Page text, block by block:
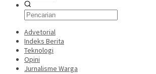
Advetorial
Indeks Berita
Teknologi
Opini
Jurnalisme Warga